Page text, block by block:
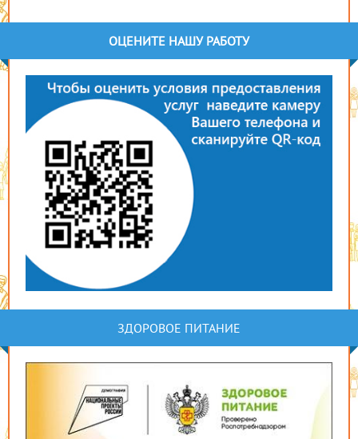
ОЦЕНИТЕ НАШУ РАБОТУ
ЗДОРОВОЕ ПИТАНИЕ